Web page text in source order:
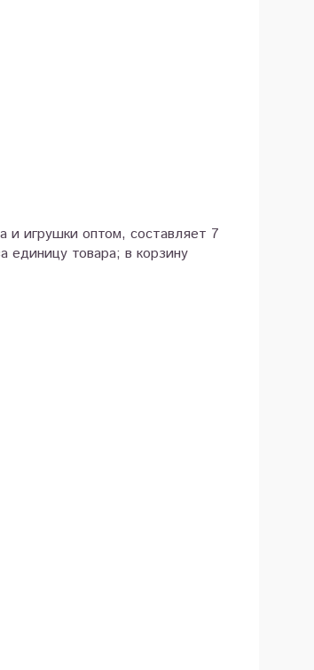
и игрушки оптом, составляет 7
единицу товара; в корзину